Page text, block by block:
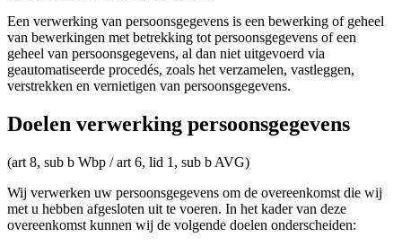
Een verwerking van persoonsgegevens is een bewerking of geheel
van bewerkingen met betrekking tot persoonsgegevens of een
geheel van persoonsgegevens, al dan niet uitgevoerd via
geautomatiseerde procedés, zoals het verzamelen, vastleggen,
verstrekken en vernietigen van persoonsgegevens.
Doelen verwerking persoonsgegevens
(art 8, sub b Wbp / art 6, lid 1, sub b AVG)
Wij verwerken uw persoonsgegevens om de overeenkomst die wij
met u hebben afgesloten uit te voeren. In het kader van deze
overeenkomst kunnen wij de volgende doelen onderscheiden: